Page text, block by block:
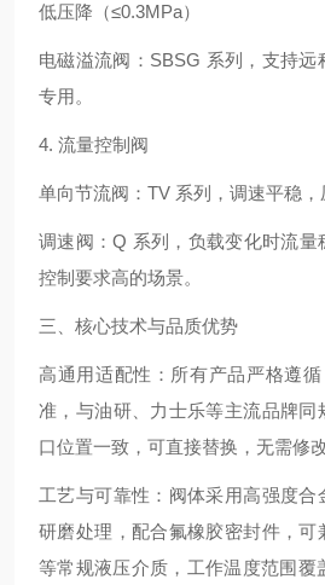
低压降（≤0.3MPa）
电磁溢流阀：SBSG 系列，支持远
专用。
4. 流量控制阀
单向节流阀：TV 系列，调速平稳
调速阀：Q 系列，负载变化时流量
控制要求高的场景。
三、核心技术与品质优势
高通用适配性：所有产品严格遵
准，与油研、力士乐等主流品牌同
口位置一致，可直接替换，无需修
工艺与可靠性：阀体采用高强度
研磨处理，配合氟橡胶密封件，可
等常规液压介质，工作温度范围